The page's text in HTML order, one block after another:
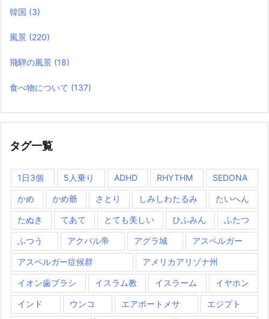
韓国 (3)
風景 (220)
飛騨の風景 (18)
食べ物について (137)
タグ一覧
1日3個 5人乗り ADHD RHYTHM SEDONA
かめ かめ爺 さとり しみしわたるみ たいへん
たぬき てあて とても美しい ひふみん ふたつ
ふつう アクバル帝 アグラ城 アスペルガー
アスペルガー症候群 アメリカアリゾナ州
イオン歯ブラシ イスラム教 イスラーム イヤホン
インド ウンコ エアポートメサ エジプト